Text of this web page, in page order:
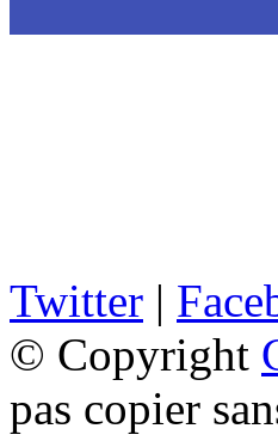
Twitter |
© Copyright
pas copier